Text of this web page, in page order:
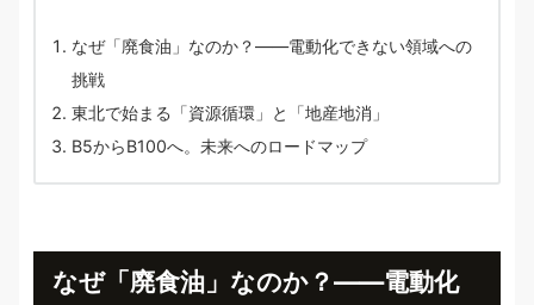
なぜ「廃食油」なのか？——電動化できない領域への
挑戦
東北で始まる「資源循環」と「地産地消」
B5からB100へ。未来へのロードマップ
なぜ「廃食油」なのか？——電動化